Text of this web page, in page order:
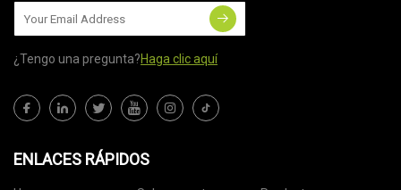
¿Tengo una pregunta?Haga clic aquí
ENLACES RÁPIDOS